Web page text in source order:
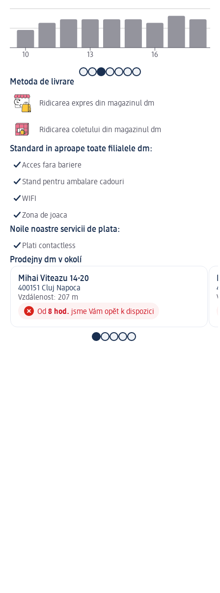
10 13 16
Metoda de livrare
Ridicarea expres din magazinul dm
Ridicarea coletului din magazinul dm
Standard in aproape toate filialele dm:
Acces fara bariere
Stand pentru ambalare cadouri
WIFI
Zona de joaca
Noile noastre servicii de plata:
Plati contactless
Prodejny dm v okolí
Mihai Viteazu 14-20
400151 Cluj Napoca
Vzdálenost: 207 m
Od 8 hod. jsme Vám opět k dispozici